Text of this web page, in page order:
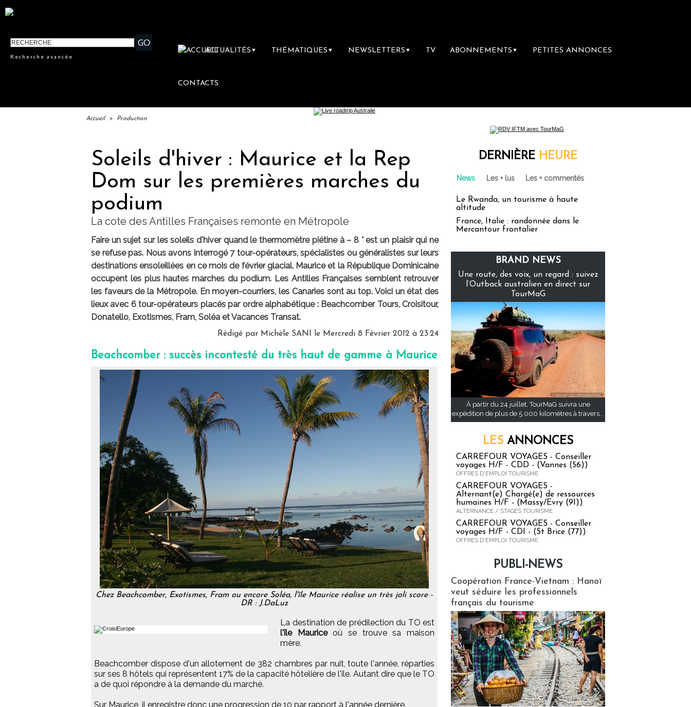
Recherche avancée
ACTUALITÉS ▼ THÉMATIQUES ▼ NEWSLETTERS ▼ TV ABONNEMENTS ▼ PETITES ANNONCES
CONTACTS
Accueil > Production
Soleils d'hiver : Maurice et la Rep
Dom sur les premières marches du
podium
La cote des Antilles Françaises remonte en Métropole
Faire un sujet sur les soleils d'hiver quand le thermomètre piétine à – 8 ° est un plaisir qui ne
se refuse pas. Nous avons interrogé 7 tour-opérateurs, spécialistes ou généralistes sur leurs
destinations ensoleillées en ce mois de février glacial. Maurice et la République Dominicaine
occupent les plus hautes marches du podium. Les Antilles Françaises semblent retrouver
les faveurs de la Métropole. En moyen-courriers, les Canaries sont au top. Voici un état des
lieux avec 6 tour-opérateurs placés par ordre alphabétique : Beachcomber Tours, Croisitour,
Donatello, Exotismes, Fram, Soléa et Vacances Transat.
Rédigé par Michèle SANI le Mercredi 8 Février 2012 à 23:24
Beachcomber : succès incontesté du très haut de gamme à Maurice
Chez Beachcomber, Exotismes, Fram ou encore Soléa, l'île Maurice réalise un très joli score -
DR : J.DaLuz
La destination de prédilection du TO est
l'île Mauriceoù se trouve sa maison
mère.
Beachcomber dispose d'un allotement de 382 chambres par nuit, toute l'année, réparties
sur ses 8 hôtels qui représentent 17% de la capacité hôtelière de l'île. Autant dire que le TO
a de quoi répondre à la demande du marché.
Sur Maurice, il enregistre donc une progression de 10 par rapport à l'année dernière.
DERNIÈRE HEURE
News Les + lus Les + commentés
Le Rwanda, un tourisme à haute
altitude
France, Italie : randonnée dans le
Mercantour frontalier
BRAND NEWS
Une route, des voix, un regard : suivez
l’Outback australien en direct sur
TourMaG
À partir du 24 juillet, TourMaG suivra une
expédition de plus de 5 000 kilomètres à travers...
LES ANNONCES
CARREFOUR VOYAGES - Conseiller
voyages H/F - CDD - (Vannes (56))
OFFRES D'EMPLOI TOURISME
CARREFOUR VOYAGES -
Alternant(e) Chargé(e) de ressources
humaines H/F - (Massy/Evry (91))
ALTERNANCE / STAGES TOURISME
CARREFOUR VOYAGES - Conseiller
voyages H/F - CDI - (St Brice (77))
OFFRES D'EMPLOI TOURISME
PUBLI-NEWS
Coopération France-Vietnam : Hanoï
veut séduire les professionnels
français du tourisme